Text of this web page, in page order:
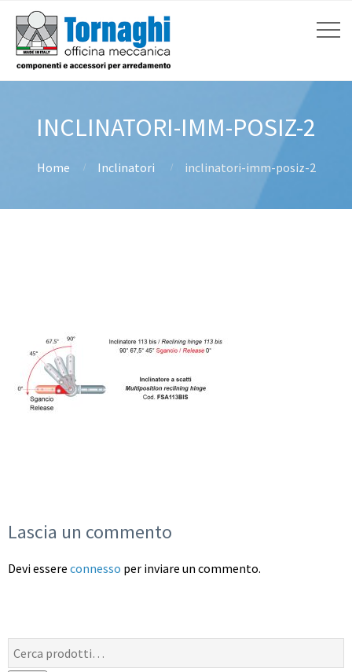
INCLINATORI-IMM-POSIZ-2
Home Inclinatori inclinatori-imm-posiz-2
Lascia un commento
Devi essere connesso per inviare un commento.
Cerca: